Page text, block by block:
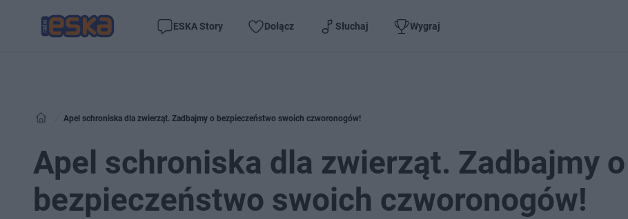
ESKA Story Dołącz Słuchaj Wygraj
Apel schroniska dla zwierząt. Zadbajmy o bezpieczeństwo swoich czworonogów!
Apel schroniska dla zwierząt. Zadbajmy o
bezpieczeństwo swoich czworonogów!